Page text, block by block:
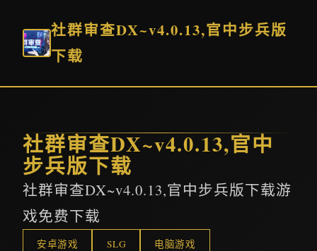
社群审查DX~v4.0.13,官中步兵版
下载
社群审查DX~v4.0.13,官中
步兵版下载
社群审查DX~v4.0.13,官中步兵版下载游
戏免费下载
安卓游戏 SLG 电脑游戏